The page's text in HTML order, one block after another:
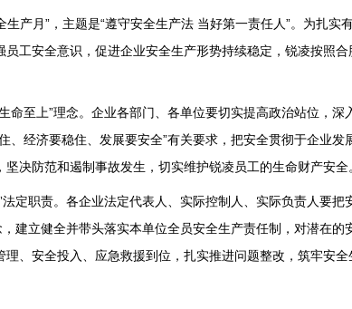
生产月”，主题是“遵守安全生产法 当好第一责任人”。为扎实
员工安全意识，促进企业安全生产形势持续稳定，锐凌按照
命至上”理念。企业各部门、各单位要切实提高政治站位，
、经济要稳住、发展要安全”有关要求，把安全贯彻于企业
决防范和遏制事故发生，切实维护锐凌员工的生命财产安全
法定职责。各企业法定代表人、实际控制人、实际负责人要
，建立健全并带头落实本单位全员安全生产责任制，对潜在
理、安全投入、应急救援到位，扎实推进问题整改，筑牢安